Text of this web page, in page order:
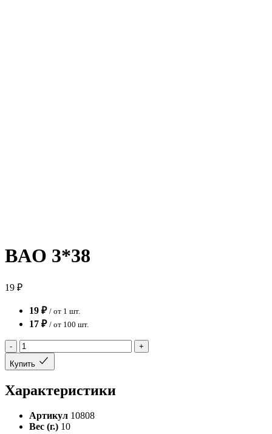
BAO 3*38
19 ₽
19 ₽ / от 1 шт.
17 ₽ / от 100 шт.
-
+
Купить
Характеристики
Артикул 10808
Вес (г.) 10